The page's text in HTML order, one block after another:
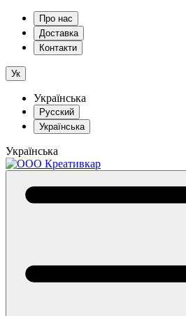
Про нас
Доставка
Контакти
Ук
Українська
Русский
Українська
Українська